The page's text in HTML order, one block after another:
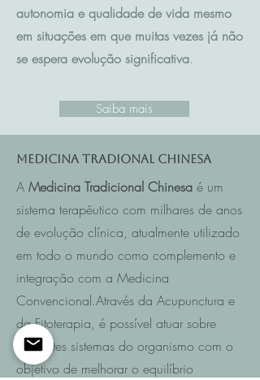
autonomia e qualidade de vida mesmo
em situações em que muitas vezes já não
se espera evolução significativa.
Saiba mais
Medicina Tradional Chinesa
A Medicina Tradicional Chinesa é um
sistema terapêutico com milhares de anos
de evolução clínica, atualmente utilizado
em todo o mundo como complemento e
integração com a Medicina
Convencional.Através da Acupunctura e
da Fitoterapia, é possível atuar sobre
diferentes sistemas do organismo com o
objetivo de melhorar o equilíbrio